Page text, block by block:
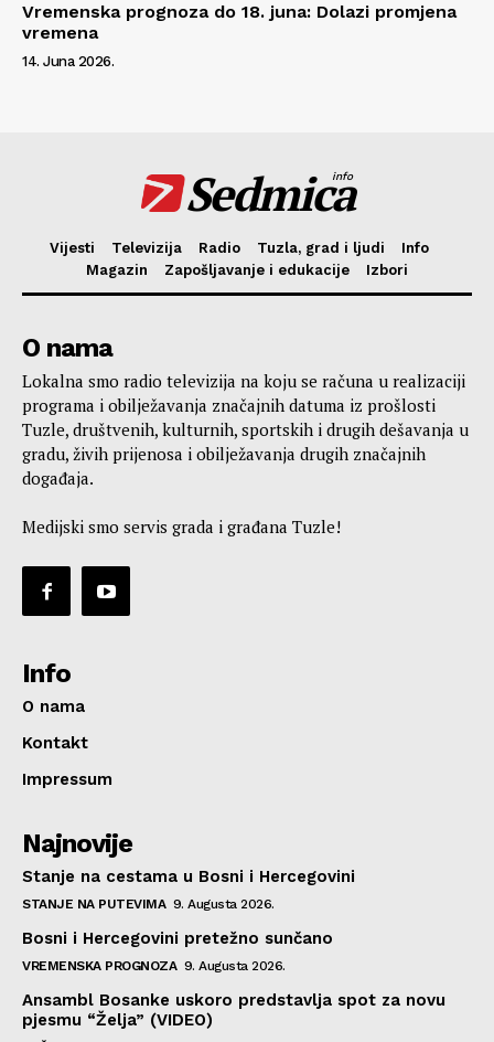
Vremenska prognoza do 18. juna: Dolazi promjena
vremena
14. Juna 2026.
Sedmica
info
Vijesti Televizija Radio Tuzla, grad i ljudi
Info
Magazin
Zapošljavanje i edukacije Izbori
O nama
Lokalna smo radio televizija na koju se računa u realizaciji
programa i obilježavanja značajnih datuma iz prošlosti
Tuzle, društvenih, kulturnih, sportskih i drugih dešavanja u
gradu, živih prijenosa i obilježavanja drugih značajnih
događaja.
Medijski smo servis grada i građana Tuzle!
Info
O nama
Kontakt
Impressum
Najnovije
Stanje na cestama u Bosni i Hercegovini
STANJE NA PUTEVIMA 9. Augusta 2026.
Bosni i Hercegovini pretežno sunčano
VREMENSKA PROGNOZA 9. Augusta 2026.
Ansambl Bosanke uskoro predstavlja spot za novu
pjesmu “Želja” (VIDEO)